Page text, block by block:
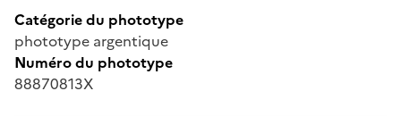
Catégorie du phototype
phototype argentique
Numéro du phototype
88870813X